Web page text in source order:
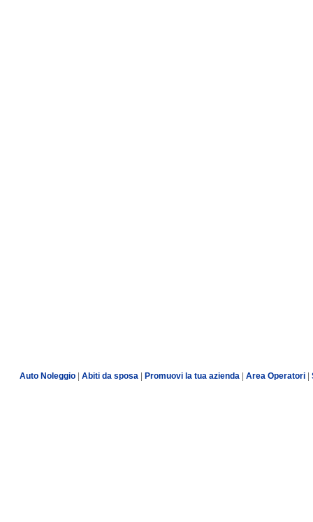
Auto Noleggio Abiti da sposa Promuovi la tua azienda Area Operatori